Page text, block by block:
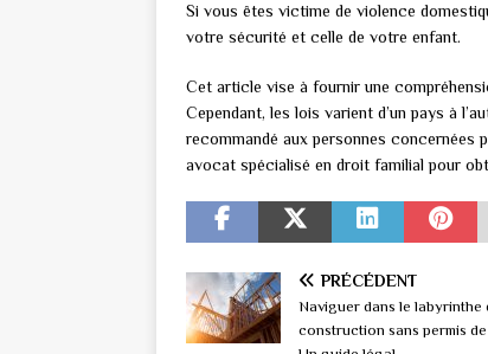
Si vous êtes victime de violence
votre sécurité et celle de votre enfant.
Cet article vise à fournir une
Cependant, les lois varient d’un pays à
recommandé aux personnes concernées
avocat spécialisé en droit familial pour
PRÉCÉDENT
Naviguer dans le labyrinthe
construction sans permis